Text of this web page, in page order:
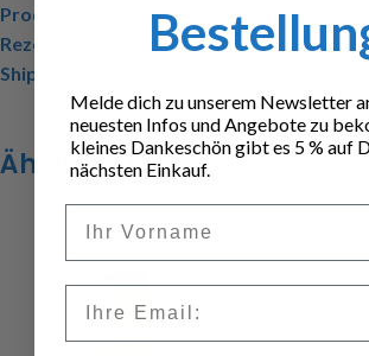
Produktsicherheit
Rezensionen (0)
Shipping & Delivery
Ähnliche Produkte
Melde dich zu unserem Newsletter
neuesten Infos und Angebote zu
kleines Dankeschön gibt es 5 % auf
nächsten Einkauf.